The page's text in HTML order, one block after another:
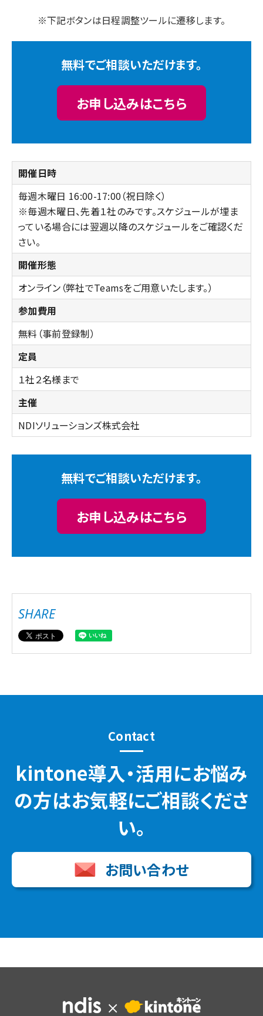
※下記ボタンは日程調整ツールに遷移します。
無料でご相談いただけます。
お申し込みはこちら
開催日時
毎週木曜日 16:00-17:00（祝日除く）
※毎週木曜日、先着１社のみです。スケジュールが埋ま
っている場合には翌週以降のスケジュールをご確認くだ
さい。
開催形態
オンライン（弊社でTeamsをご用意いたします。）
参加費用
無料（事前登録制）
定員
１社２名様まで
主催
NDIソリューションズ株式会社
無料でご相談いただけます。
お申し込みはこちら
SHARE
Contact
kintone導入・活用にお悩み
の方はお気軽にご相談くださ
い。
お問い合わせ